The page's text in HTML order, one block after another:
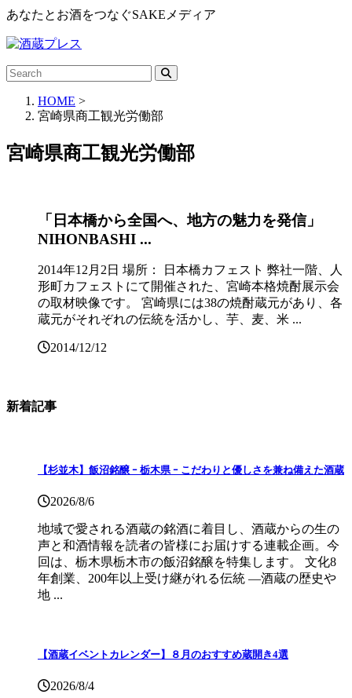
あなたとお酒をつなぐSAKEメディア
HOME >
宮崎県商工観光労働部
宮崎県商工観光労働部
「日本橋から全国へ、地方の魅力を発信」
NIHONBASHI ...
2014年12月2日 場所： 日本橋カフェスト 弊社一階、人
形町カフェストにて開催された、宮崎本格焼酎展示会
の取材映像です。 宮崎県には38の焼酎蔵元があり、各
蔵元がそれぞれの伝統を活かし、芋、麦、米 ...
2014/12/12
新着記事
【杉並木】飯沼銘醸 ｰ 栃木県 ｰ こだわりと優しさを兼ね備えた酒蔵
2026/8/6
地域で愛される酒蔵の銘酒に着目し、酒蔵からの生の
声と和酒情報を読者の皆様にお届けする連載企画。今
回は、栃木県栃木市の飯沼銘醸を特集します。 文化8
年創業、200年以上受け継がれる伝統 ―酒蔵の歴史や
地 ...
【酒蔵イベントカレンダー】８月のおすすめ蔵開き4選
2026/8/4